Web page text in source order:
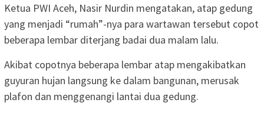
Ketua PWI Aceh, Nasir Nurdin mengatakan, atap gedung
yang menjadi “rumah”-nya para wartawan tersebut copot
beberapa lembar diterjang badai dua malam lalu.
Akibat copotnya beberapa lembar atap mengakibatkan
guyuran hujan langsung ke dalam bangunan, merusak
plafon dan menggenangi lantai dua gedung.